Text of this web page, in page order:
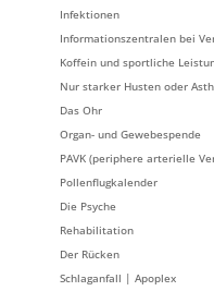
Infektionen
Informationszentralen bei
Koffein und sportliche
Nur starker Husten oder
Das Ohr
Organ- und Gewebespende
PAVK (periphere arterielle
Pollenflugkalender
Die Psyche
Rehabilitation
Der Rücken
Schlaganfall | Apoplex